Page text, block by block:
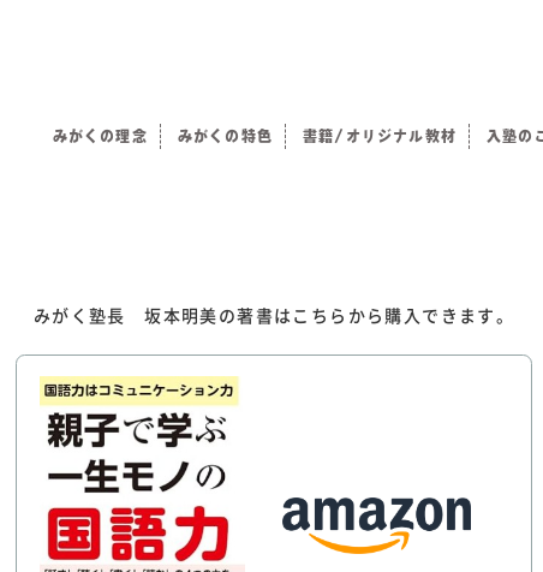
みがくの理念 みがくの特色 書籍/オリジナル教材 入塾の
みがく塾長 坂本明美の著書はこちらから購入できます。